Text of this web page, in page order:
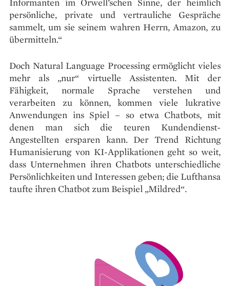
persönliche, private und vertrauliche Gespräche
sammelt, um sie seinem wahren Herrn, Amazon, zu
übermitteln.“
Doch Natural Language Processing ermöglicht vieles
mehr als „nur“ virtuelle Assistenten. Mit der
Fähigkeit, normale Sprache verstehen und
verarbeiten zu können, kommen viele lukrative
Anwendungen ins Spiel – so etwa Chatbots, mit
denen man sich die teuren Kundendienst-
Angestellten ersparen kann. Der Trend Richtung
Humanisierung von KI-Applikationen geht so weit,
dass Unternehmen ihren Chatbots unterschiedliche
Persönlichkeiten und Inte­ressen geben; die Lufthansa
taufte ihren Chatbot zum Beispiel „Mildred“.